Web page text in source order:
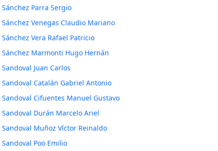
Sánchez Parra Sergio
Sánchez Venegas Claudio Mariano
Sánchez Vera Rafael Patricio
Sánchez Marmonti Hugo Hernán
Sandoval Juan Carlos
Sandoval Catalán Gabriel Antonio
Sandoval Cifuentes Manuel Gustavo
Sandoval Durán Marcelo Ariel
Sandoval Muñoz Víctor Reinaldo
Sandoval Poo Emilio